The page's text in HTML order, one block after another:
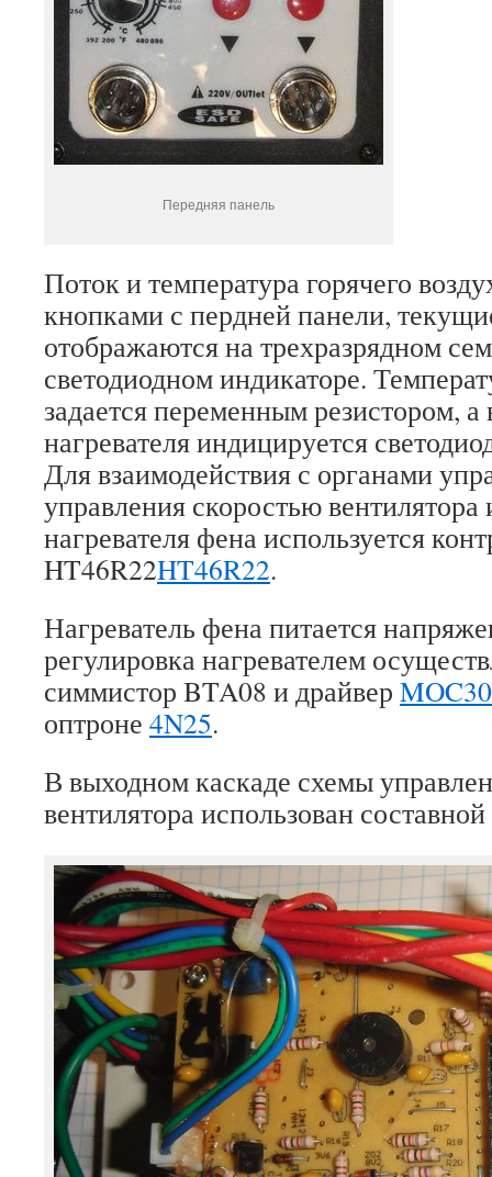
Передняя панель
Поток и температура горячего
кнопками с пердней панели,
отображаются на трехразрядном
светодиодном индикаторе.
задается переменным резистором,
нагревателя индицируется
Для взаимодействия с органами
управления скоростью вентилятора
нагревателя фена используется
HT46R22HT46R22.
Нагреватель фена питается
регулировка нагревателем
симмистор BTA08 и драйвер
оптроне 4N25.
В выходном каскаде схемы
вентилятора использован